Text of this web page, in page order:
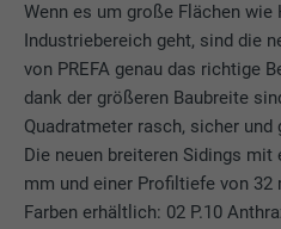
Wenn es um große Flächen wie
Industriebereich geht, sind die
von PREFA genau das richtige
dank der größeren Baubreite
Quadratmeter rasch, sicher
Die neuen breiteren Sidings
mm und einer Profiltiefe von
Farben erhältlich: 02 P.10